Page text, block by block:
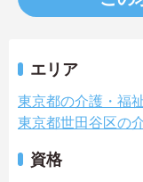
エリア
東京都の介護・福
東京都世田谷区の
資格